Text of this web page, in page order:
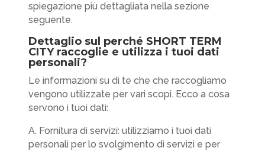
spiegazione più dettagliata nella sezione
seguente.
Dettaglio sul perché SHORT TERM
CITY raccoglie e utilizza i tuoi dati
personali?
Le informazioni su di te che che raccogliamo
vengono utilizzate per vari scopi. Ecco a cosa
servono i tuoi dati:
A. Fornitura di servizi: utilizziamo i tuoi dati
personali per lo svolgimento di servizi e per